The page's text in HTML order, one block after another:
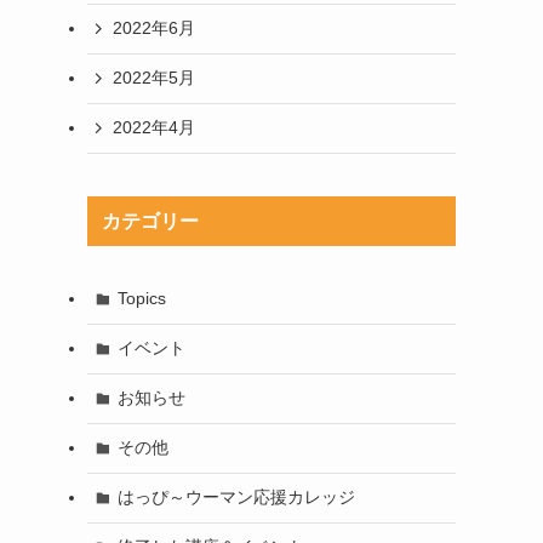
2022年6月
2022年5月
2022年4月
カテゴリー
Topics
イベント
お知らせ
その他
はっぴ～ウーマン応援カレッジ